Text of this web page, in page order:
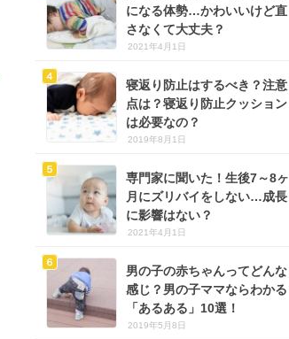
になる体勢…かわいいけど直
さなくて大丈夫？
2021年4月1日
寝返り防止はするべき？注意
点は？寝返り防止クッション
は必要なの？
2019年8月1日
専門家に聞いた！生後7～8ヶ
月にズリバイをしない…成長
に影響はない？
2021年4月1日
男の子の赤ちゃんってどんな
感じ？男の子ママならわかる
「あるある」10選！
2019年5月8日